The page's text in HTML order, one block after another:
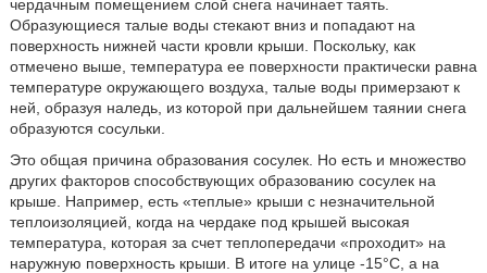
чердачным помещением слой снега начинает таять.
Образующиеся талые воды стекают вниз и попадают на
поверхность нижней части кровли крыши. Поскольку, как
отмечено выше, температура ее поверхности практически равна
температуре окружающего воздуха, талые воды примерзают к
ней, образуя наледь, из которой при дальнейшем таянии снега
образуются сосульки.
Это общая причина образования сосулек. Но есть и множество
других факторов способствующих образованию сосулек на
крыше. Например, есть «теплые» крыши с незначительной
теплоизоляцией, когда на чердаке под крышей высокая
температура, которая за счет теплопередачи «проходит» на
наружную поверхность крыши. В итоге на улице -15°С, а на